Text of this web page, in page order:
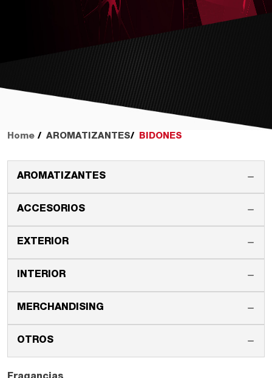
Home AROMATIZANTES BIDONES
AROMATIZANTES
ACCESORIOS
EXTERIOR
INTERIOR
MERCHANDISING
OTROS